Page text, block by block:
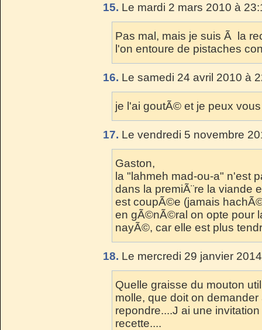
15. Le mardi 2 mars 2010 à
Pas mal, mais je suis Ã la
l'on entoure de pistaches
16. Le samedi 24 avril 2010 à
je l'ai goutÃ© et je peux
17. Le vendredi 5 novembre
Gaston,
la "lahmeh mad-ou-a" n'est
dans la premiÃ¨re la viande
est coupÃ©e (jamais
en gÃ©nÃ©ral on opte pour
nayÃ©, car elle est plus
18. Le mercredi 29 janvier
Quelle graisse du mouton
molle, que doit on
repondre....J ai une
recette....